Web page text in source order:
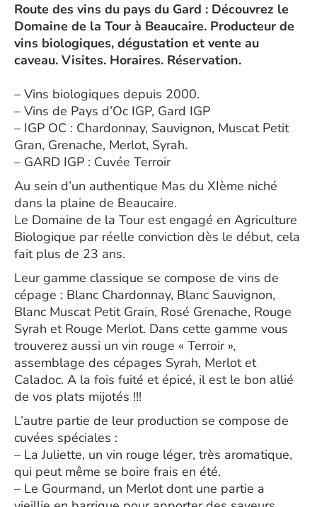
Route des vins du pays du Gard : Découvrez le
Domaine de la Tour à Beaucaire. Producteur de
vins biologiques, dégustation et vente au
caveau. Visites. Horaires. Réservation.
– Vins biologiques depuis 2000.
– Vins de Pays d’Oc IGP, Gard IGP
– IGP OC : Chardonnay, Sauvignon, Muscat Petit
Gran, Grenache, Merlot, Syrah.
– GARD IGP : Cuvée Terroir
Au sein d’un authentique Mas du XIème niché
dans la plaine de Beaucaire.
Le Domaine de la Tour est engagé en Agriculture
Biologique par réelle conviction dès le début, cela
fait plus de 23 ans.
Leur gamme classique se compose de vins de
cépage : Blanc Chardonnay, Blanc Sauvignon,
Blanc Muscat Petit Grain, Rosé Grenache, Rouge
Syrah et Rouge Merlot. Dans cette gamme vous
trouverez aussi un vin rouge « Terroir »,
assemblage des cépages Syrah, Merlot et
Caladoc. A la fois fuité et épicé, il est le bon allié
de vos plats mijotés !!!
L’autre partie de leur production se compose de
cuvées spéciales :
– La Juliette, un vin rouge léger, très aromatique,
qui peut même se boire frais en été.
– Le Gourmand, un Merlot dont une partie a